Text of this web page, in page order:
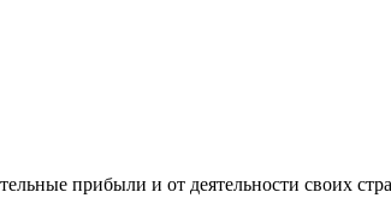
прибыли и от деятельности своих